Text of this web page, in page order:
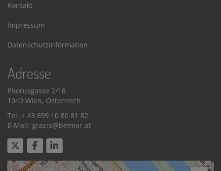
Kontakt
Impressum
Datenschutzinformation
Adresse
Phorusgasse 2/18
1040 Wien, Österreich
Tel.:+ 43 699 10 80 81 82
E-Mail: grazia@belmar.at